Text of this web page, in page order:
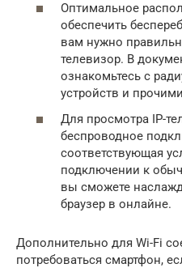
Оптимальное
обеспечить
вам нужно
телевизор. В
ознакомьтесь с
устройств и
Для просмотра IP-
беспроводное
соответствующая
подключении к
вы сможете
браузер в онлайне.
Дополнительно для Wi-Fi
потребоваться смартфон,